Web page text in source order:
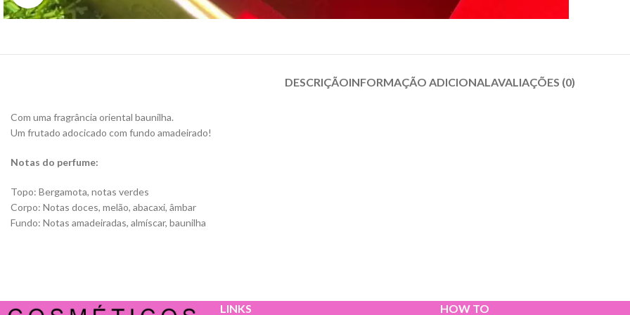
DESCRIÇÃOINFORMAÇÃO ADICIONALAVALIAÇÕES (0)
Com uma fragrância oriental baunilha.
Um frutado adocicado com fundo amadeirado!
Notas do perfume:
Topo: Bergamota, notas verdes
Corpo: Notas doces, melão, abacaxi, âmbar
Fundo: Notas amadeiradas, almíscar, baunilha
LINKS HOW TO